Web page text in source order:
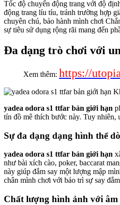
Tốc độ chuyển động trang với độ
động trang líu tíu, tránh trường hợp
chuyên chú, bảo hành mình chơi
sự tiêu sử dụng rộng rãi mang đến
Đa dạng trò chơi với
Xem thêm: https://
yadea odora s1 ttfar bản giới hạn
tín đồ mê thích bước này. Tuy nhiên,
Sự đa dạng dạng hình thể
yadea odora s1 ttfar bản giới hạn
như bài xích cào, poker, baccarat
này giúp đắm say một lượng mập
chân mình chơi với bảo trì sự say
Chất lượng hình ảnh với âm